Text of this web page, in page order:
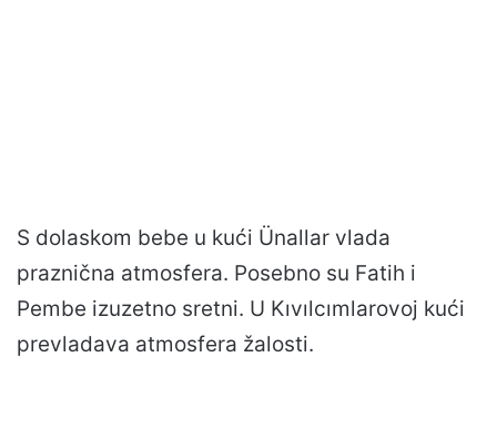
S dolaskom bebe u kući Ünallar vlada
praznična atmosfera. Posebno su Fatih i
Pembe izuzetno sretni. U Kıvılcımlarovoj kući
prevladava atmosfera žalosti.